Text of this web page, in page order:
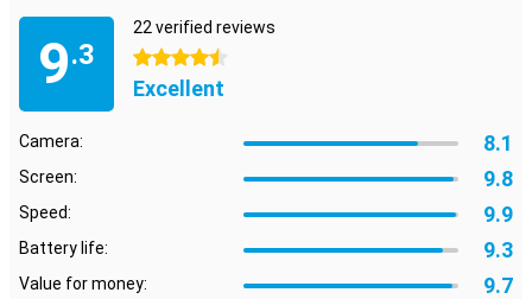
9.3
22 verified reviews
4.5 stars
Excellent
Camera: 8.1
Screen: 9.8
Speed: 9.9
Battery life: 9.3
Value for money: 9.7